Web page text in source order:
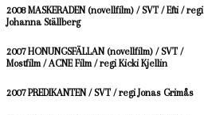
2008 MASKERADEN (novellfilm) / SVT / Efti / regi
Johanna Ställberg
2007 HONUNGSFÄLLAN (novellfilm) / SVT /
Mostfilm / ACNE Film / regi Kicki Kjellin
2007 PREDIKANTEN / SVT / regi Jonas Grimås